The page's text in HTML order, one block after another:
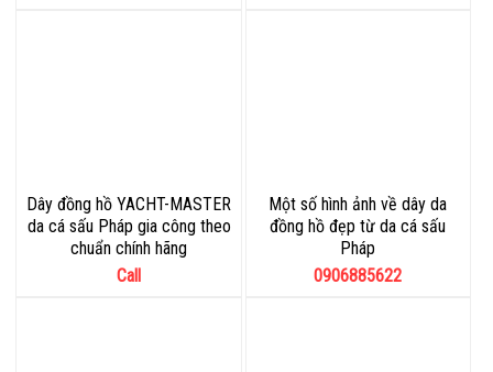
Dây đồng hồ YACHT-MASTER
da cá sấu Pháp gia công theo
chuẩn chính hãng
Call
Một số hình ảnh về dây da
đồng hồ đẹp từ da cá sấu
Pháp
0906885622